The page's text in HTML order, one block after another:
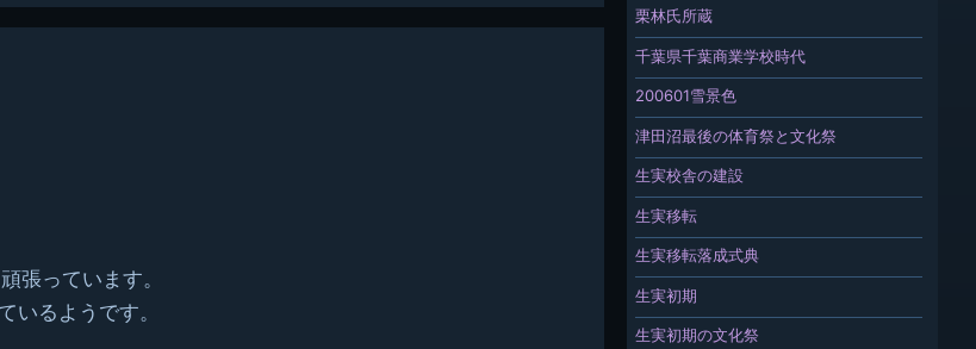
張っています。
いるようです。
栗林氏所蔵
千葉県千葉商業学校時代
200601雪景色
津田沼最後の体育祭と文化祭
生実校舎の建設
生実移転
生実移転落成式典
生実初期
生実初期の文化祭